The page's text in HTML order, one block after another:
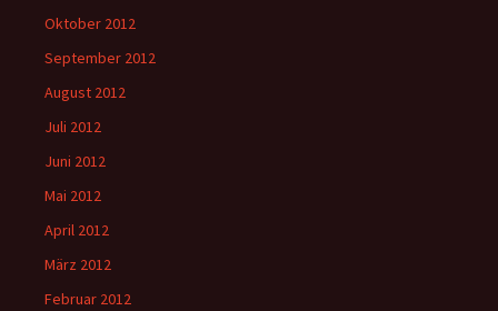
Oktober 2012
September 2012
August 2012
Juli 2012
Juni 2012
Mai 2012
April 2012
März 2012
Februar 2012